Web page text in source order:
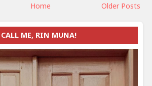
Older Posts
Home
CALL ME, RIN MUNA!